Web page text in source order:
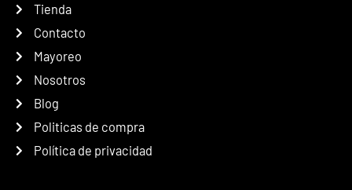
Tienda
Contacto
Mayoreo
Nosotros
Blog
Politicas de compra
Política de privacidad